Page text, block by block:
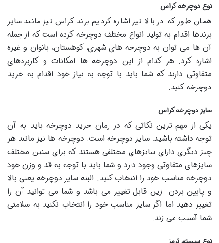
نوع دوچرخه کراس
همان طور که در بالا نیز اشاره کردیم برند کراس نیز مانند سایر
برندها اقدام به تولید انواع مختلف دوچرخه کرده است که از جمله
آن ها می توان به دوچرخه های شهری، کوهستان، بانوان و غیره
اشاره کرد. هر کدام از این دوچرخه ها امکانات و کاربردهای
متفاوتی دارند که شما باید با توجه به نیاز خود اقدام به خرید
دوچرخه کنید.
سایز دوچرخه کراس
یکی از مهم ترین نکاتی که در زمان خرید دوچرخه باید به آن
توجه داشته باشید، سایز دوچرخه است. دوچرخه ها نیز مانند هر
چیز دیگری دارای سایزهای مختلفی هستند که برای سنین مختلف
سایزهای متفاوتی وجود دارد و شما باید با توجه به قد و وزن خود
دوچرخه مناسب خود را انتخاب کنید. البته سایز دوچرخه یعنی بالا
و پایین بردن زین قابل تغییر می باشد و شما می توانید آن را
تغییر دهید اما اگر سایز مناسب خود را انتخاب نکنید به سلامتی
شما آسیب می زند.